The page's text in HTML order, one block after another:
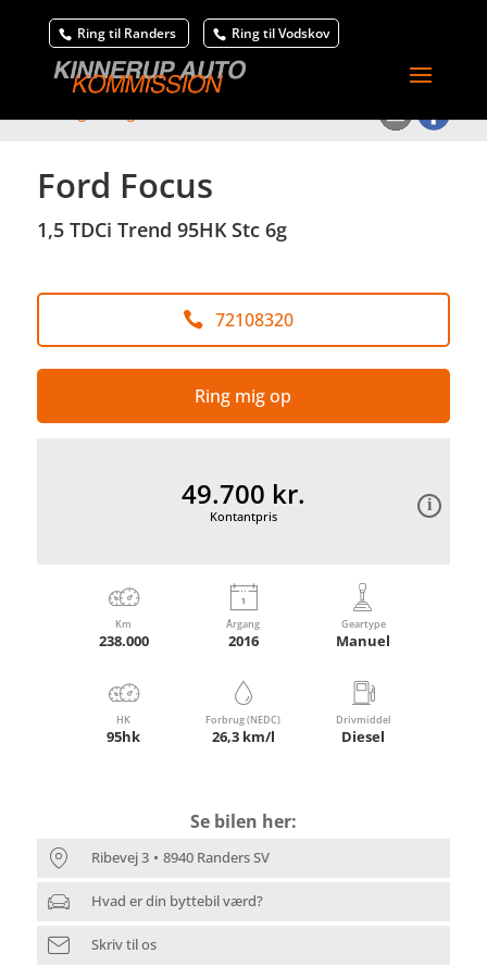
Ring til Randers Ring til Vodskov
Ford Focus
1,5 TDCi Trend 95HK Stc 6g
72108320
Ring mig op
49.700 kr.
Kontantpris
Km
238.000
Årgang
2016
Geartype
Manuel
HK
95hk
Forbrug (NEDC)
26,3 km/l
Drivmiddel
Diesel
Se bilen her:
Ribevej 3 8940 Randers SV
Hvad er din byttebil værd?
Skriv til os